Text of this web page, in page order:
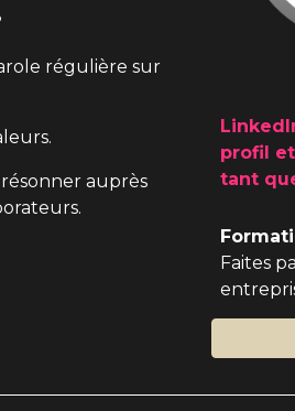
régulière sur
auprès
profil
tant
Faites